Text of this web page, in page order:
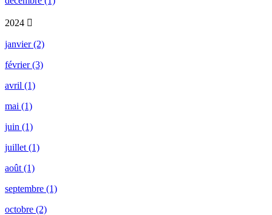
2024
janvier (2)
février (3)
avril (1)
mai (1)
juin (1)
juillet (1)
août (1)
septembre (1)
octobre (2)